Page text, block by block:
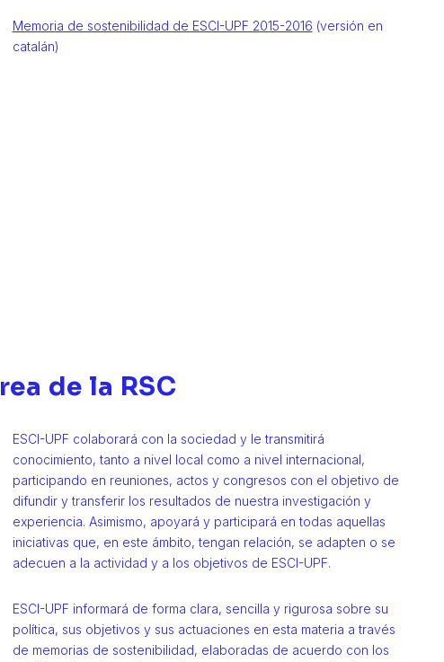
Memoria de sostenibilidad de ESCI-UPF 2015-2016 (versión en
catalán)
de la RSC
ESCI-UPF colaborará con la sociedad y le transmitirá
conocimiento, tanto a nivel local como a nivel internacional,
participando en reuniones, actos y congresos con el objetivo de
difundir y transferir los resultados de nuestra investigación y
experiencia. Asimismo, apoyará y participará en todas aquellas
iniciativas que, en este ámbito, tengan relación, se adapten o se
adecuen a la actividad y a los objetivos de ESCI-UPF.
ESCI-UPF informará de forma clara, sencilla y rigurosa sobre su
política, sus objetivos y sus actuaciones en esta materia a través
de memorias de sostenibilidad, elaboradas de acuerdo con los